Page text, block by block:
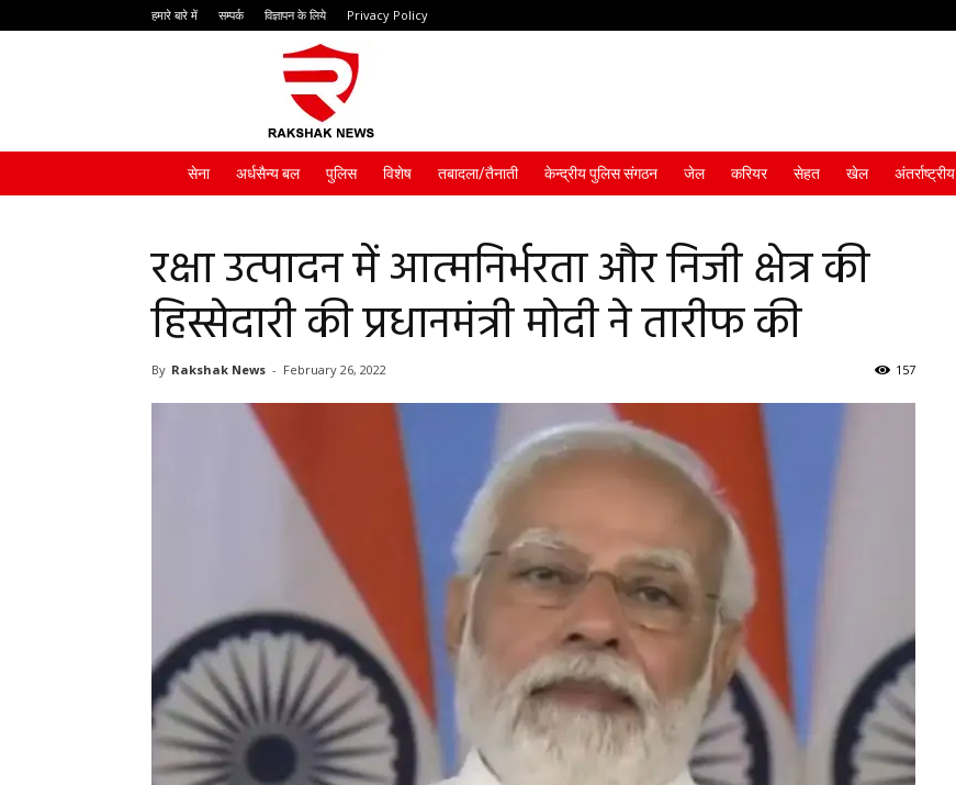
हमारे बारे में सम्पर्क विज्ञापन के लिये Privacy Policy
सेना अर्धसैन्य बल पुलिस विशेष तबादला/तैनाती केन्द्रीय पुलिस संगठन जेल करियर सेहत खेल अंतर्राष्ट्रीय
रक्षा उत्पादन में आत्मनिर्भरता और निजी क्षेत्र की
हिस्सेदारी की प्रधानमंत्री मोदी ने तारीफ की
By Rakshak News - February 26, 2022 157